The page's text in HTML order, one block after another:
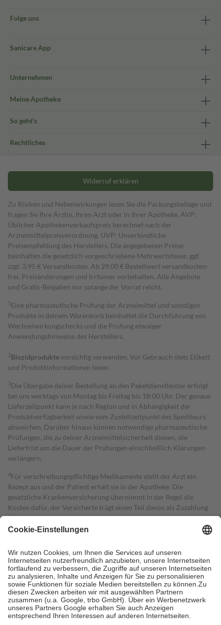
Folge uns
Sanicare App
Unternehmen
Meine Apotheke
So geht's
Rechtliches
Widerruf erklären
Zu Risiken und Nebenwirkungen lesen Sie die Packungsbeilage und
fragen Sie Ihre Ärztin, Ihren Arzt oder in Ihrer Apotheke. AVP:
Üblicher Apothekenverkaufspreis berechnet nach der
Arzneimittelpreisverordnung. UVP: Unverbindliche
Preisempfehlung des Herstellers. Die angegebenen Preise
beinhalten die gesetzlich vorgeschriebene Mehrwertsteuer, ggf.
zzgl. 3,95 € Versandkosten. Ab 29,00 € Bestell­wert versand­kosten­
frei. Preisänderungen und Irrtümer vorbehalten. Alle Angebote
und Gratis-Beigaben nur solange der Vorrat reicht.
1 Eine pharmazeutische Prüfung der Arzneimittel und sonstigen
Produkte in deinem Warenkorb beinhaltet die Durchführung von
Wechselwirkungschecks und die Prüfung etwaiger
Anwendungshinweise des Herstellers.
2Biozidproduktevorsichtig verwenden. Vor Gebrauch stets Etikett
und Produktinformationen lesen.
3Die Übergabe deiner Bestellung an den Paketdienstleister erfolgt
bei uns werktags von Montag bis Freitag bis 18:00 Uhr. Der genaue
Lieferzeitpunkt kann je nach Region und in Abhängigkeit der
Produktverfügbarkeit sowie vom Zustellzeitpunkt des Spediteurs
abweichen. Darüber hinaus können notwendige pharmazeutische
Prüfungen, die zu deiner Arzneimittelsicherheit dienen, die
Lieferfrist um die Dauer der Prüfungen einschließlich Klärungen
verlängern.
4Für verschreibungspflichtige Medikamente stellt der Arzt ein
Rezept aus und der Patient erhält sie in der Apotheke. Die
gesetzliche Krankenversicherung übernimmt in der Regel die
Kosten dafür, der Versicherte trägt einen Teil davon als Zuzahlung
mit.
Grundsätzlich leisten Mitglieder Zuzahlungen in Höhe von zehn
höchstens zehn Euro.
Es sind jedoch nie mehr als die tatsächlichen
Kosten der Leistung zu entrichten.
Diese Regeln gelten grundsätzlich auch für Online-Apotheken.
Bei Heilmitteln und häuslicher Krankenpflege beträgt die
Zuzahlung zehn Prozent der Kosten sowie zehn Euro je
Verordnung.
Um das Engagement der Versicherten für ihre eigene Gesundheit zu
stärken und die besondere Stellung der Familie zu unterstützen,